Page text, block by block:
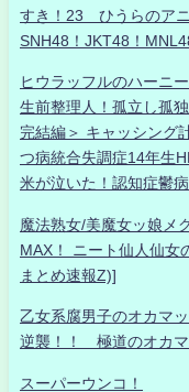
すき！23 ひうらのア
SNH48！JKT48！
ヒウラッフルのハーニ
生前整理人！孤立し孤
完結編＞ キャッシング
つ病統合失調症14年生
米が泣いた！認知症鬱
魔法熟女/美魔女ッ娘メ
MAX！ ニート仙人仙女
まとめ速報Z)]
乙女系腐男子のオカマ
逆襲！！ 極道のオカマ
スーパーウンコ！